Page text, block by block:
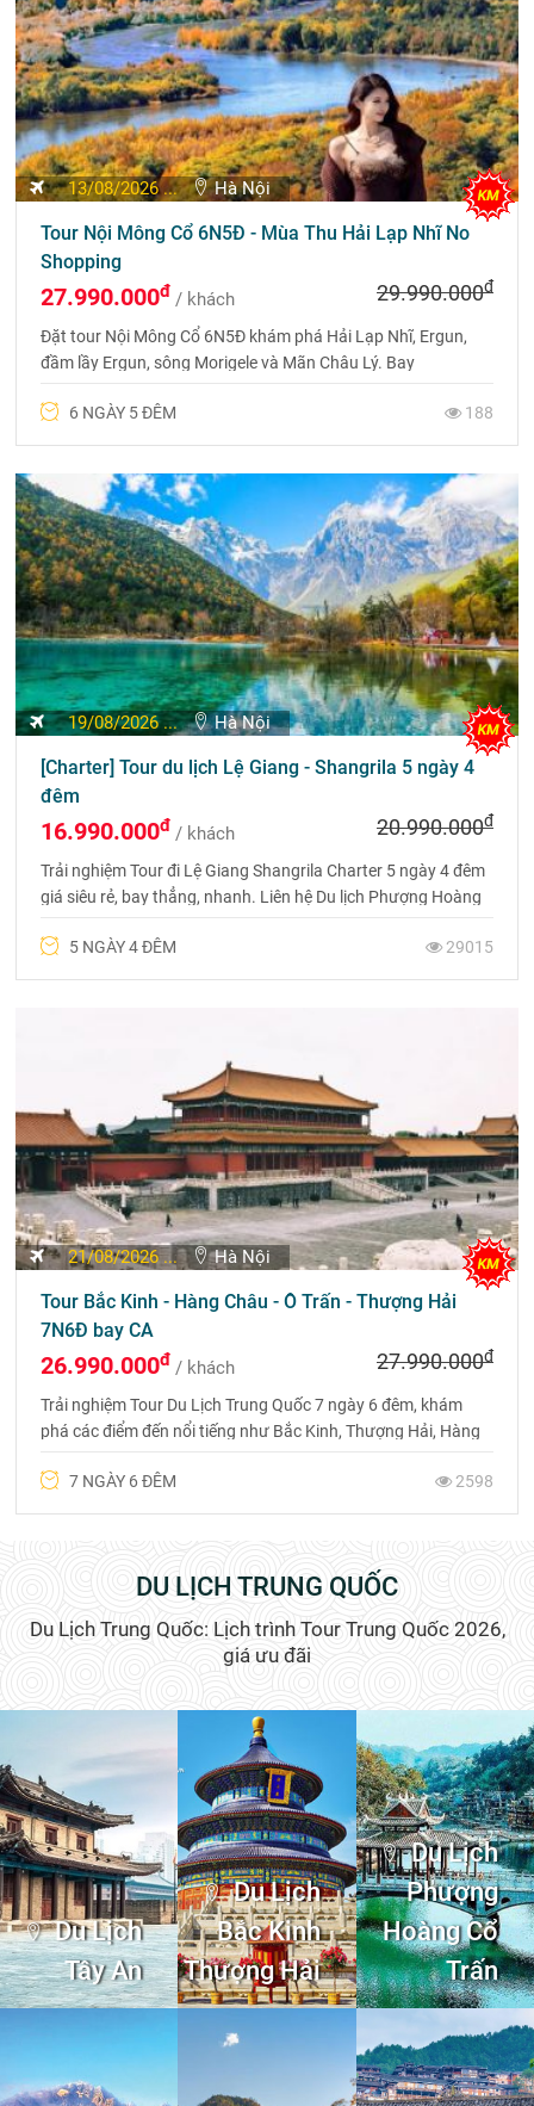
13/08/2026 ... Hà Nội
Tour Nội Mông Cổ 6N5Đ - Mùa Thu Hải Lạp Nhĩ No
Shopping
27.990.000đ / khách 29.990.000đ
Đặt tour Nội Mông Cổ 6N5Đ khám phá Hải Lạp Nhĩ, Ergun,
đầm lầy Ergun, sông Morigele và Mãn Châu Lý. Bay
6 NGÀY 5 ĐÊM
188
19/08/2026 ... Hà Nội
[Charter] Tour du lịch Lệ Giang - Shangrila 5 ngày 4
đêm
16.990.000đ / khách 20.990.000đ
Trải nghiệm Tour đi Lệ Giang Shangrila Charter 5 ngày 4 đêm
giá siêu rẻ, bay thẳng, nhanh. Liên hệ Du lịch Phượng Hoàng
5 NGÀY 4 ĐÊM
29015
21/08/2026 ... Hà Nội
Tour Bắc Kinh - Hàng Châu - Ô Trấn - Thượng Hải
7N6Đ bay CA
26.990.000đ / khách 27.990.000đ
Trải nghiệm Tour Du Lịch Trung Quốc 7 ngày 6 đêm, khám
phá các điểm đến nổi tiếng như Bắc Kinh, Thượng Hải, Hàng
bay thẳng cùng Air China (CA).
7 NGÀY 6 ĐÊM 2598
DU LỊCH TRUNG QUỐC
Du Lịch Trung Quốc: Lịch trình Tour Trung Quốc 2026,
giá ưu đãi
Du Lịch
Tây An
Du Lịch
Bắc Kinh
Thượng Hải
Du Lịch
Phượng
Hoàng Cổ
Trấn